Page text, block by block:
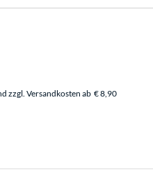
zzgl. Versandkosten ab € 8,90